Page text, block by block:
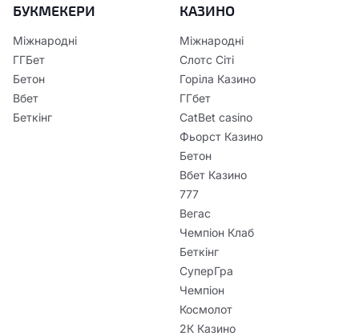
БУКМЕКЕРИ
Міжнародні
ГГБет
Бетон
Вбет
Беткінг
КАЗИНО
Міжнародні
Слотс Сіті
Горіла Казино
ГГбет
CatBet casino
Фьорст Казино
Бетон
Вбет Казино
777
Вегас
Чемпіон Клаб
Беткінг
СуперГра
Чемпіон
Космолот
2К Казино